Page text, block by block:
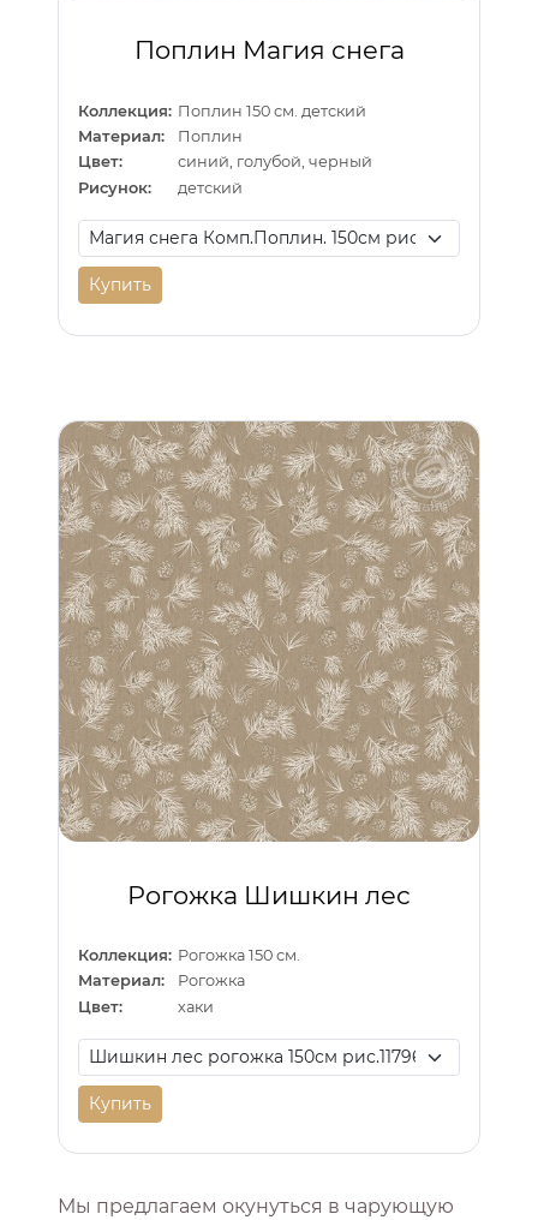
Поплин Магия снега
Коллекция: Поплин 150 см. детский
Материал:
Поплин
Цвет:
синий, голубой, черный
Рисунок:
детский
Купить
Рогожка Шишкин лес
Коллекция: Рогожка 150 см.
Материал:
Рогожка
Цвет:
хаки
Купить
Мы предлагаем окунуться в чарующую